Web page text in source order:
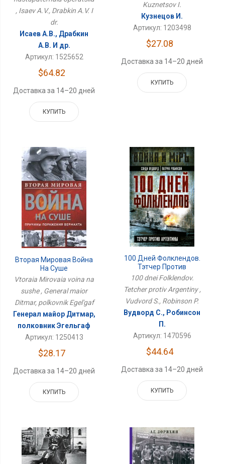
, Isaev A.V., Drabkin A.V. I
dr.
Исаев А.В., Драбкин
А.В. И др.
Артикул: 1525652
$64.82
Доставка за 14–20 дней
КУПИТЬ
Kuznetsov I.
Кузнецов И.
Артикул: 1203498
$27.08
Доставка за 14–20 дней
КУПИТЬ
Вторая Мировая Война
На Суше
Vtoraia Mirovaia voina na
sushe , General maior
Ditmar, polkovnik Egel'gaf
Генерал майор Дитмар,
полковник Эгельгаф
Артикул: 1250413
$28.17
Доставка за 14–20 дней
КУПИТЬ
100 Дней Фолклендов.
Тэтчер Против
Аргентины
100 dnei Folklendov.
Tetcher protiv Argentiny ,
Vudvord S., Robinson P.
Вудворд С., Робинсон
П.
Артикул: 1470596
$44.64
Доставка за 14–20 дней
КУПИТЬ